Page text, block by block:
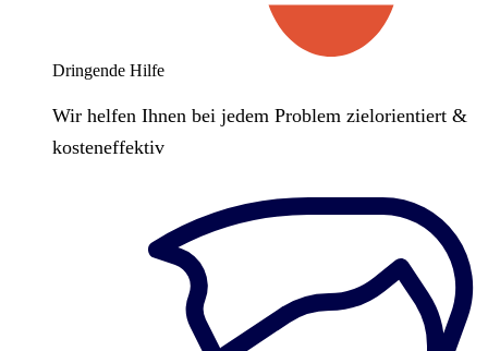
Dringende Hilfe
Wir helfen Ihnen bei jedem Problem zielorientiert &
kosteneffektiv